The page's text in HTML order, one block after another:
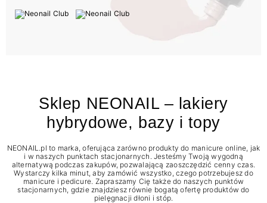
Sklep NEONAIL – lakiery
hybrydowe, bazy i topy
NEONAIL.pl to marka, oferująca zarówno produkty do manicure online, jak
i w naszych punktach stacjonarnych. Jesteśmy Twoją wygodną
alternatywą podczas zakupów, pozwalającą zaoszczędzić cenny czas.
Wystarczy kilka minut, aby zamówić wszystko, czego potrzebujesz do
manicure i pedicure. Zapraszamy Cię także do naszych punktów
stacjonarnych, gdzie znajdziesz równie bogatą ofertę produktów do
pielęgnacji dłoni i stóp.